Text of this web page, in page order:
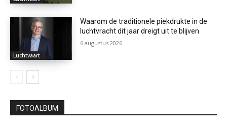
Luchtvaart
Waarom de traditionele piekdrukte in de
luchtvracht dit jaar dreigt uit te blijven
6 augustus 2026
FOTOALBUM